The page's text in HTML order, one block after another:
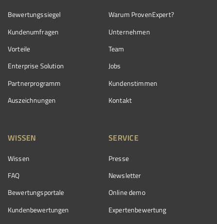
Bewertungssiegel
Kundenumfragen
Vorteile
Enterprise Solution
Partnerprogramm
Auszeichnungen
Warum ProvenExpert?
Unternehmen
Team
Jobs
Kundenstimmen
Kontakt
WISSEN
Wissen
FAQ
Bewertungsportale
Kundenbewertungen
SERVICE
Presse
Newsletter
Online demo
Expertenbewertung